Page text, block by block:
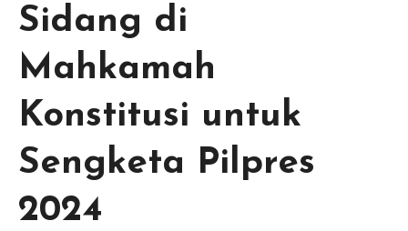
Sidang di
Mahkamah
Konstitusi untuk
Sengketa Pilpres
2024